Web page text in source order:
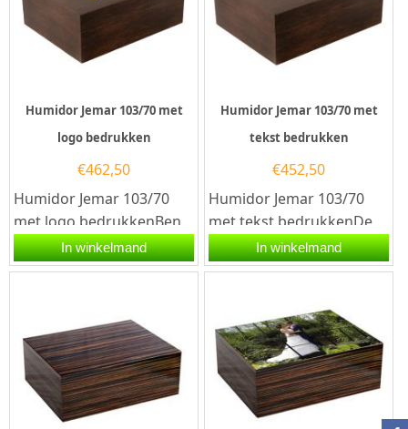
Humidor Jemar 103/70 met
logo bedrukken
€462,50
Humidor Jemar 103/70
met logo bedrukkenBen
je op zoek naar een
professioneel
In winkelmand
Humidor Jemar 103/70 met
tekst bedrukken
€452,50
Humidor Jemar 103/70
met tekst bedrukkenDe
Humidor Jemar 103/70 is
meer dan alleen een
In winkelmand